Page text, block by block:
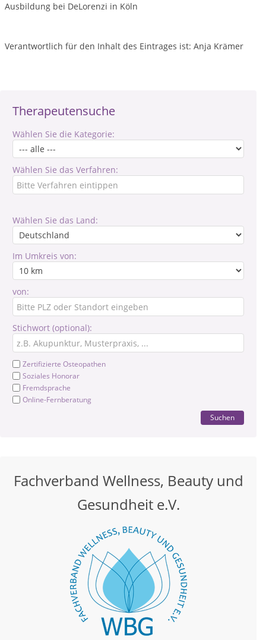
Therapeutensuche
Wählen Sie die Kategorie:
Wählen Sie das Verfahren:
Wählen Sie das Land:
Im Umkreis von:
von:
Stichwort (optional):
Zertifizierte Osteopathen
Soziales Honorar
Fremdsprache
Online-Fernberatung
Suchen
Fachverband Wellness, Beauty und
Gesundheit e.V.
Ausbildung bei DeLorenzi in Köln
Verantwortlich für den Inhalt des Eintrages ist: Anja Krämer